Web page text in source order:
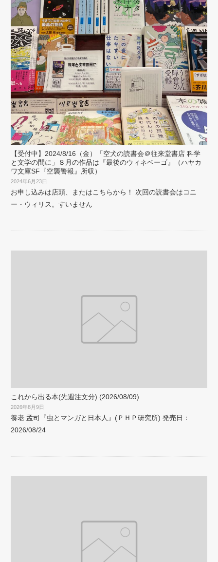
【受付中】2024/8/16（金）「空犬の読書会＠往来堂書店 科学
と文学の間に」８月の作品は『最後のウィネベーゴ』（ハヤカ
ワ文庫SF『空襲警報』所収）
2024年6月23日
お申し込みは店頭、またはこちらから！ 次回の読書会はコニ
ー・ウィリス。すいません
これから出る本(先週注文分) (2026/08/09)
2026年8月9日
養老 孟司『虫とマンガと日本人』(ＰＨＰ研究所) 発売日：
2026/08/24